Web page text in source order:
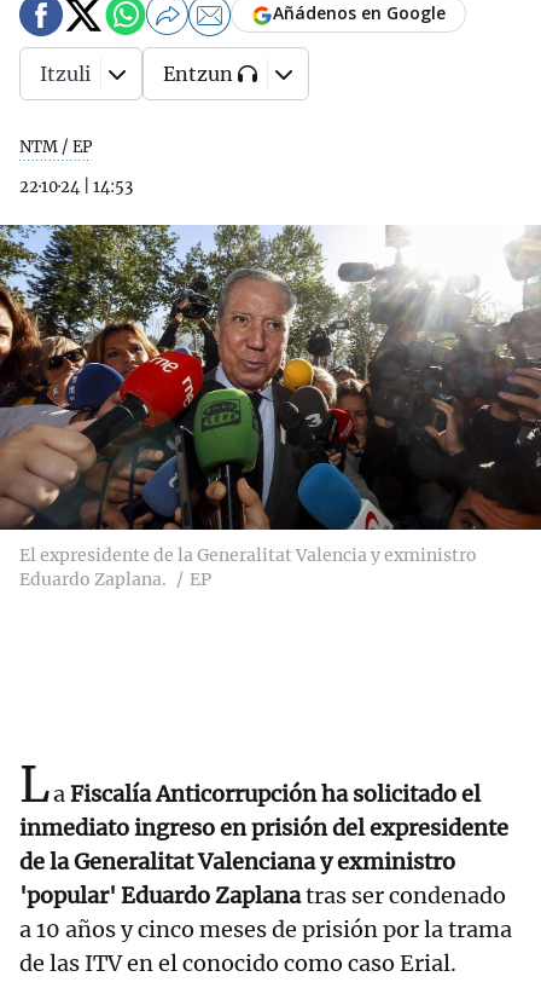
NTM / EP
22·10·24
14:53
Añádenos en Google
Itzuli Entzun
El expresidente de la Generalitat Valencia y exministro
Eduardo Zaplana.
EP
LaFiscalía Anticorrupción ha solicitado el
inmediato ingreso en prisión del expresidente
de la Generalitat Valenciana y exministro
'popular' Eduardo Zaplanatras ser condenado
a 10 años y cinco meses de prisión por la trama
de las ITV en el conocido como caso Erial.